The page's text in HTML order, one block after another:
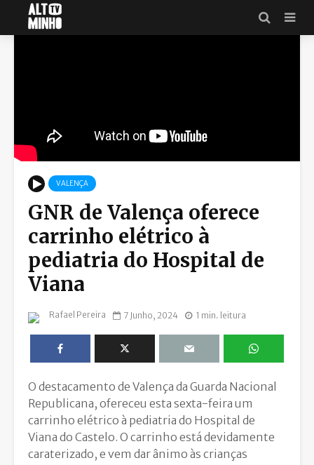
VALENÇA
GNR de Valença oferece
carrinho elétrico à
pediatria do Hospital de
Viana
Rafael Pereira 7 Junho, 2024 1 min. leitura
O destacamento de Valença da Guarda Nacional
Republicana, ofereceu esta sexta-feira um
carrinho elétrico à pediatria do Hospital de
Viana do Castelo. O carrinho está devidamente
caraterizado, e vem dar ânimo às crianças